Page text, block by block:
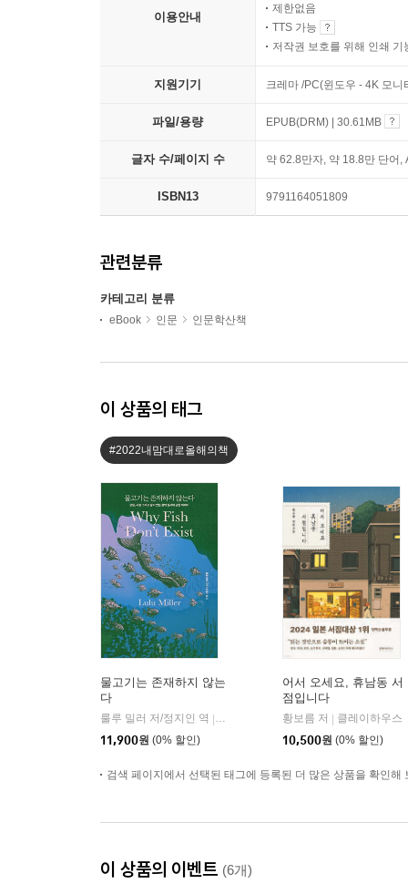
이용안내
제한없음
TTS 가능
저작권 보호를 위해 인쇄 기
지원기기 크레마 /PC(윈도우 - 4K 모
파일/용량 EPUB(DRM) | 30.61MB
글자 수/페이지 수 약 62.8만자, 약 18.8만 단어
ISBN13 9791164051809
관련분류
카테고리 분류
eBook 인문 인문학산책
이 상품의 태그
#2022내맘대로올해의책
물고기는 존재하지 않는
다
룰루 밀러 저/정지인 역 |
11,900원 (0% 할인)
어서 오세요, 휴남동 서
점입니다
황보름 저 | 클레이하우스
10,500원 (0% 할인)
검색 페이지에서 선택된 태그에 등록된 더 많은 상품을 확인해
이 상품의 이벤트 (6개)